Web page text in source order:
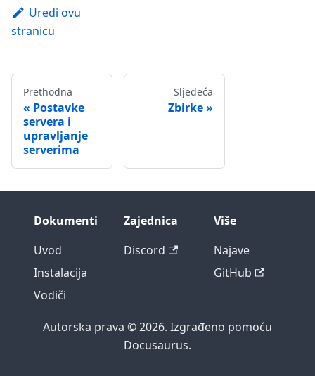
Uredi ovu
stranicu
Prethodna
Postavke
servera i
upravljanje
serverima
Sljedeća
Zbirke
Dokumenti
Uvod
Instalacija
Vodiči
Zajednica
Discord
Više
Najave
GitHub
Autorska prava © 2026. Izgrađeno pomoću
Docusaurus.